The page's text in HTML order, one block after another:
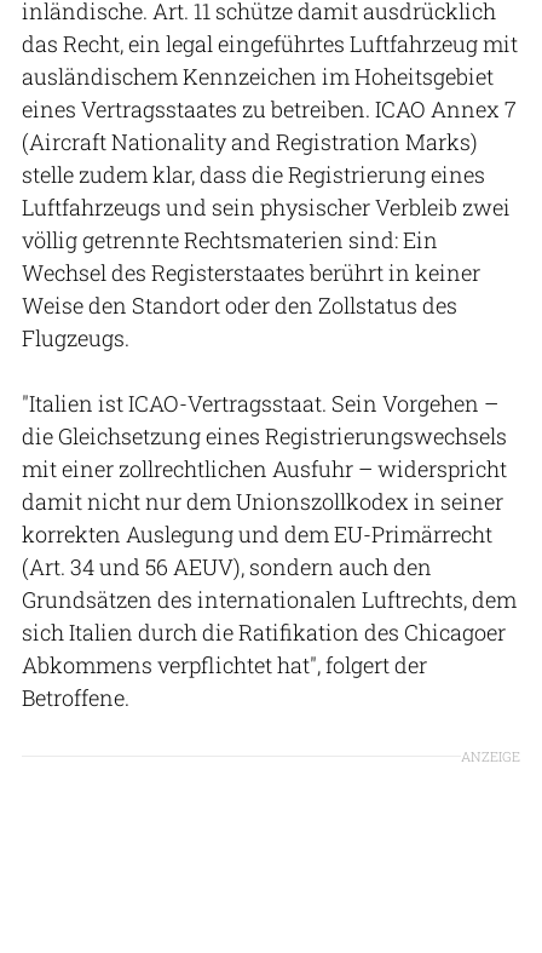
inländische. Art. 11 schütze damit ausdrücklich
das Recht, ein legal eingeführtes Luftfahrzeug mit
ausländischem Kennzeichen im Hoheitsgebiet
eines Vertragsstaates zu betreiben. ICAO Annex 7
(Aircraft Nationality and Registration Marks)
stelle zudem klar, dass die Registrierung eines
Luftfahrzeugs und sein physischer Verbleib zwei
völlig getrennte Rechtsmaterien sind: Ein
Wechsel des Registerstaates berührt in keiner
Weise den Standort oder den Zollstatus des
Flugzeugs.
"Italien ist ICAO-Vertragsstaat. Sein Vorgehen –
die Gleichsetzung eines Registrierungswechsels
mit einer zollrechtlichen Ausfuhr – widerspricht
damit nicht nur dem Unionszollkodex in seiner
korrekten Auslegung und dem EU-Primärrecht
(Art. 34 und 56 AEUV), sondern auch den
Grundsätzen des internationalen Luftrechts, dem
sich Italien durch die Ratifikation des Chicagoer
Abkommens verpflichtet hat", folgert der
Betroffene.
ANZEIGE